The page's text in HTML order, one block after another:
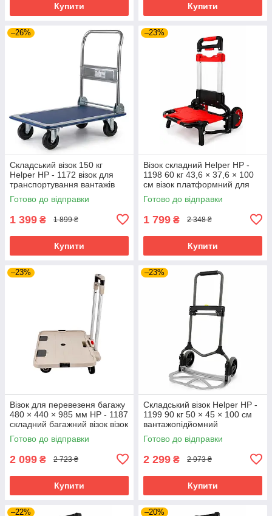
Купити Купити
–26%
Складський візок 150 кг
Helper HP - 1172 візок для
транспортування вантажів
візок-платформа для
магазину візок для складів
Готово до відправки
1 399 ₴ 1 899 ₴
Купити
–23%
Візок складний Helper HP -
1198 60 кг 43,6 × 37,6 × 100
см візок платформний для
домашнього використання
транспортний
Готово до відправки
1 799 ₴ 2 348 ₴
Купити
–23%
Візок для перевезеня багажу
480 × 440 × 985 мм HP - 1187
складний багажний візок візок
з телескопічною ручкою для
вантажів
Готово до відправки
2 099 ₴ 2 723 ₴
Купити
–23%
Складський візок Helper HP -
1199 90 кг 50 × 45 × 100 см
вантажопідйомний
транспортний візок-
платформа
Готово до відправки
2 299 ₴ 2 973 ₴
Купити
–22% –20%